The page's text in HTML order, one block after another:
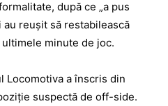
după ce „a pus
au reușit să restabilească
minute de joc.
Locomotiva a înscris din
suspectă de off-side.